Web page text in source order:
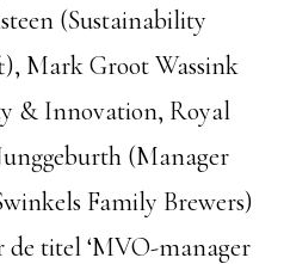
(Sustainability
Mark Groot Wassink
& Innovation, Royal
(Manager
Family Brewers)
de titel ‘MVO-manager